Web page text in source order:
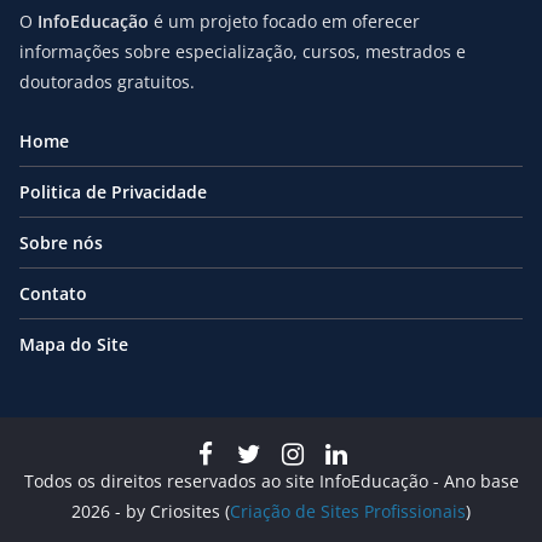
O InfoEducação é um projeto focado em oferecer
informações sobre especialização, cursos, mestrados e
doutorados gratuitos.
Home
Politica de Privacidade
Sobre nós
Contato
Mapa do Site
Todos os direitos reservados ao site InfoEducação - Ano base
2026 - by Criosites (Criação de Sites Profissionais)